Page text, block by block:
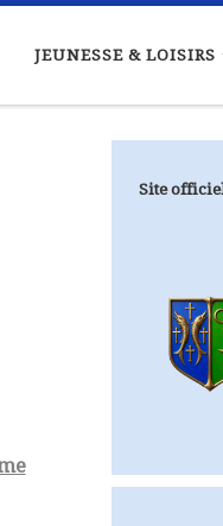
JEUNESSE & LOISIRS
Site